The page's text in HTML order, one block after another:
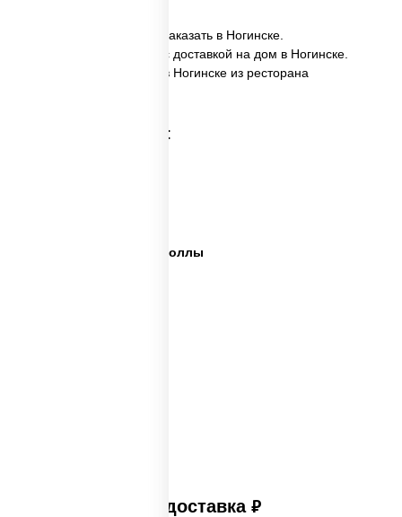
✅ Ассорти Калифорния заказать в Ногинске.
✅ Ассорти Калифорния с доставкой на дом в Ногинске.
✅ Ассорти Калифорния в Ногинске из ресторана
Категории товара:
Пицца суши вок сеты роллы
Платная доставка руб